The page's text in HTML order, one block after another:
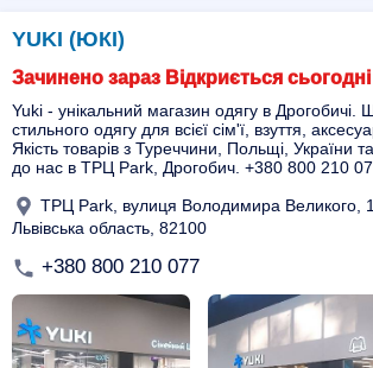
YUKI (ЮКІ)
Зачинено зараз Відкриється
Yuki - унікальний магазин одягу в Дрогобичі.
стильного одягу для всієї сім'ї, взуття,
Якість товарів з Туреччини, Польщі, України
до нас в ТРЦ Park, Дрогобич. +380 800 210
ТРЦ Park, вулиця Володимира Великого,
Львівська область, 82100
+380 800 210 077